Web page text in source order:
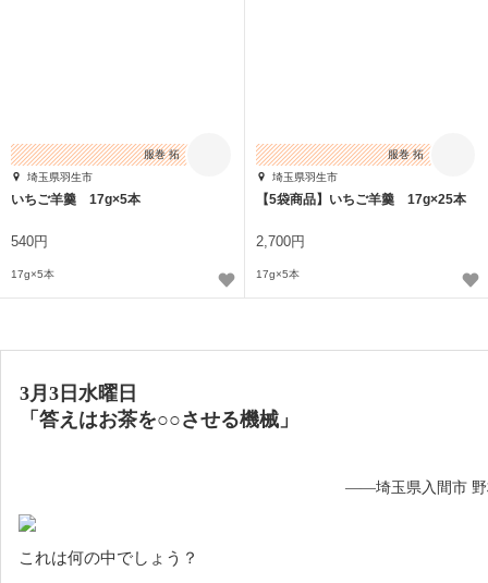
服巻 拓
埼玉県羽生市
いちご羊羹 17g×5本
540円
17g×5本
服巻 拓
埼玉県羽生市
【5袋商品】いちご羊羹 17g×25本
2,700円
17g×5本
3月3日水曜日
「 答えはお茶を○○させる機械 」
——埼玉県入間市 野
これは何の中でしょう？